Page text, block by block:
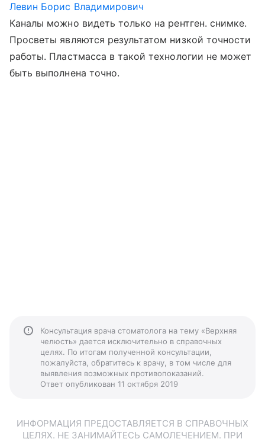
Левин Борис Владимирович
Каналы можно видеть только на рентген. снимке.
Просветы являются результатом низкой точности
работы. Пластмасса в такой технологии не может
быть выполнена точно.
Консультация врача стоматолога на тему «Верхняя
челюсть» дается исключительно в справочных
целях. По итогам полученной консультации,
пожалуйста, обратитесь к врачу, в том числе для
выявления возможных противопоказаний.
Ответ опубликован 11 октября 2019
ИНФОРМАЦИЯ ПРЕДОСТАВЛЯЕТСЯ В СПРАВОЧНЫХ
ЦЕЛЯХ. НЕ ЗАНИМАЙТЕСЬ САМОЛЕЧЕНИЕМ. ПРИ